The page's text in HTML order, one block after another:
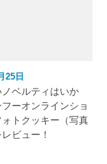
25日
ノベルティはいか
ーオンラインショ
ォトクッキー（写真
ビュー！